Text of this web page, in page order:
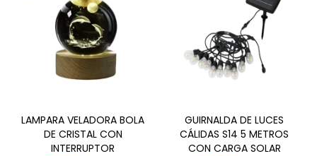
LAMPARA VELADORA BOLA
DE CRISTAL CON
INTERRUPTOR
GUIRNALDA DE LUCES
CÁLIDAS S14 5 METROS
CON CARGA SOLAR